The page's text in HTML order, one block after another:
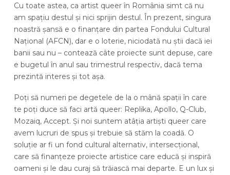
Cu toate astea, ca artist queer în România simt că nu
am spațiu destul și nici sprijin destul. În prezent, singura
noastră șansă e o finanțare din partea Fondului Cultural
Național (AFCN), dar e o loterie, niciodată nu știi dacă iei
banii sau nu – contează câte proiecte sunt depuse, care
e bugetul în anul sau trimestrul respectiv, dacă tema
prezintă interes și tot așa.
Poți să numeri pe degetele de la o mână spații în care
te poți duce să faci artă queer: Replika, Apollo, Q-Club,
Mozaiq, Accept. Și noi suntem atâția artiști queer care
avem lucruri de spus și trebuie să stăm la coadă. O
soluție ar fi un fond cultural alternativ, intersecțional,
care să finanțeze proiecte artistice care educă și inspiră
oameni și le dau curaj să trăiască mai departe. E un lux și